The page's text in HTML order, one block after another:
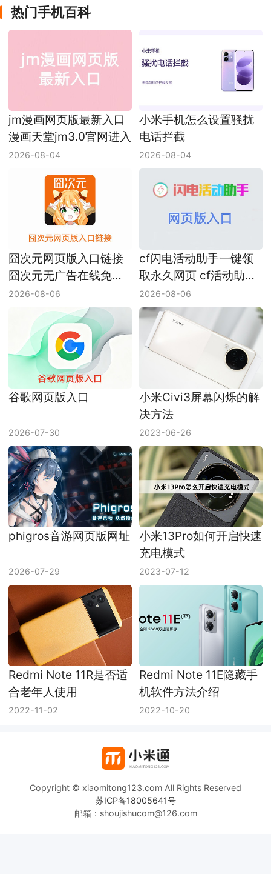
热门手机百科
jm漫画网页版最新入口
漫画天堂jm3.0官网进入
2026-08-04
小米手机怎么设置骚扰
电话拦截
2026-08-04
囧次元网页版入口链接
囧次元无广告在线免费
看网址
2026-08-06
cf闪电活动助手一键领
取永久网页 cf活动助手
网页版入口
2026-08-06
谷歌网页版入口
2026-07-30
小米Civi3屏幕闪烁的解
决方法
2023-06-26
phigros音游网页版网址
2026-07-29
小米13Pro如何开启快速
充电模式
2023-07-12
Redmi Note 11R是否适
合老年人使用
2022-11-02
Redmi Note 11E隐藏手
机软件方法介绍
2022-10-20
Copyright © xiaomitong123.com All Rights Reserved
苏ICP备18005641号
邮箱：shoujishucom@126.com